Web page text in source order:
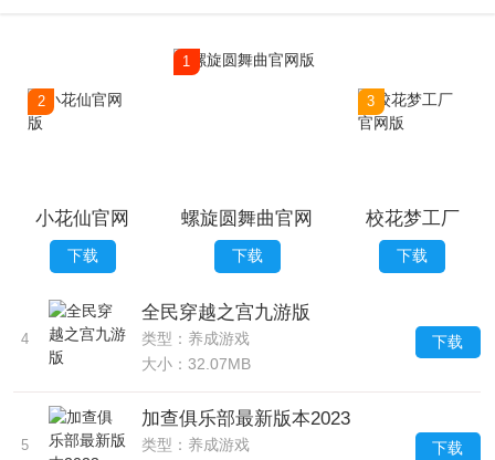
2
小花仙官网
版
下载
1
螺旋圆舞曲官网
版
下载
3
校花梦工厂
官网版
下载
4
全民穿越之宫九游版
类型：养成游戏
大小：32.07MB
下载
5
加查俱乐部最新版本2023
类型：养成游戏
下载